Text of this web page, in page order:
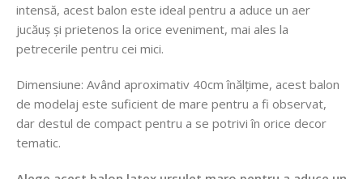
intensă, acest balon este ideal pentru a aduce un aer
jucăuș și prietenos la orice eveniment, mai ales la
petrecerile pentru cei mici.
Dimensiune: Având aproximativ 40cm înălțime, acest balon
de modelaj este suficient de mare pentru a fi observat,
dar destul de compact pentru a se potrivi în orice decor
tematic.